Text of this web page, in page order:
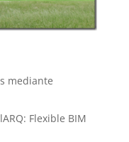
mediante
Flexible BIM